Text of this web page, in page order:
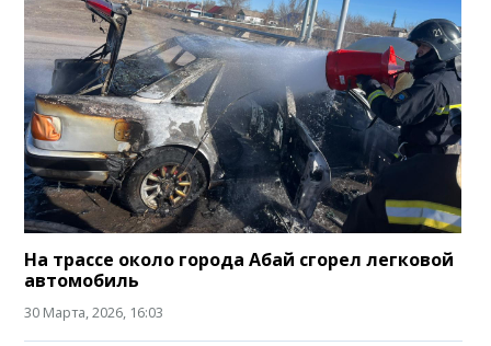
На трассе около города Абай сгорел легковой
автомобиль
30 Марта, 2026, 16:03